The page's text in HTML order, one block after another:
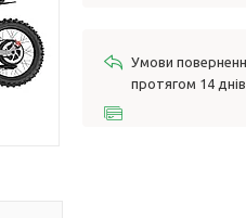
протягом 14 днів